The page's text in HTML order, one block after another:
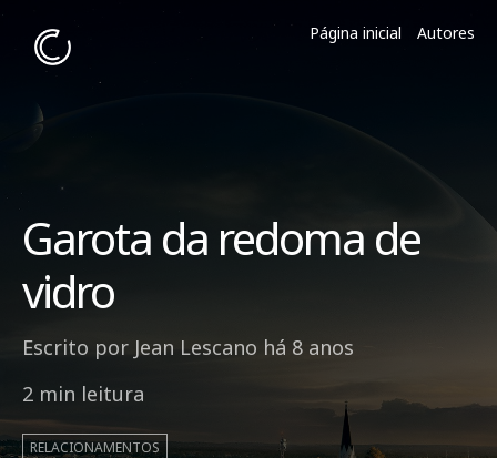
Página inicial Autores
Garota da redoma de
vidro
Escrito por Jean Lescano há 8 anos
2 min leitura
RELACIONAMENTOS